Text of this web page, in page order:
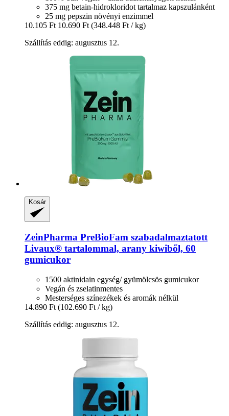
375 mg betain-hidrokloridot tartalmaz kapszulánként
25 mg pepszin növényi enzimmel
10.105 Ft 10.690 Ft (348.448 Ft / kg)
Szállítás eddig: augusztus 12.
Kosár
ZeinPharma PreBioFam szabadalmaztatott
Livaux® tartalommal, arany kiwiből, 60
gumicukor
1500 aktinidain egység/ gyümölcsös gumicukor
Vegán és zselatinmentes
Mesterséges színezékek és aromák nélkül
14.890 Ft (102.690 Ft / kg)
Szállítás eddig: augusztus 12.